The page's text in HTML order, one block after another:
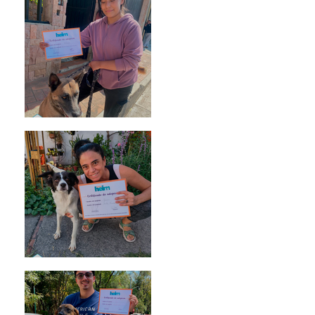
Morris
Noa